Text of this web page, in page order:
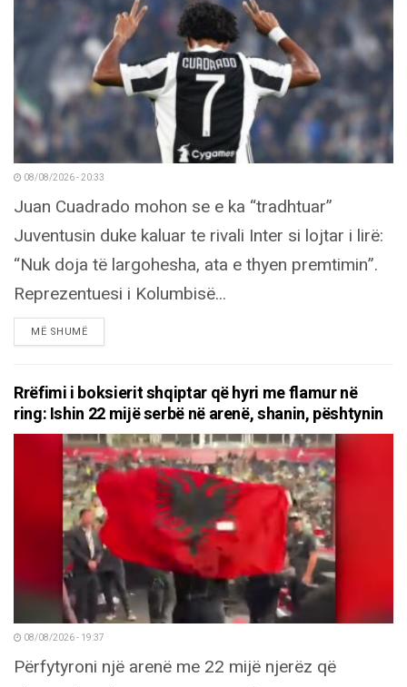
08/08/2026 - 20:33
Juan Cuadrado mohon se e ka “tradhtuar”
Juventusin duke kaluar te rivali Inter si lojtar i lirë:
“Nuk doja të largohesha, ata e thyen premtimin”.
Reprezentuesi i Kolumbisë...
MË SHUMËDETAILS
Rrëfimi i boksierit shqiptar që hyri me flamur në
ring: Ishin 22 mijë serbë në arenë, shanin, pështynin
08/08/2026 - 19:37
Përfytyroni një arenë me 22 mijë njerëz që